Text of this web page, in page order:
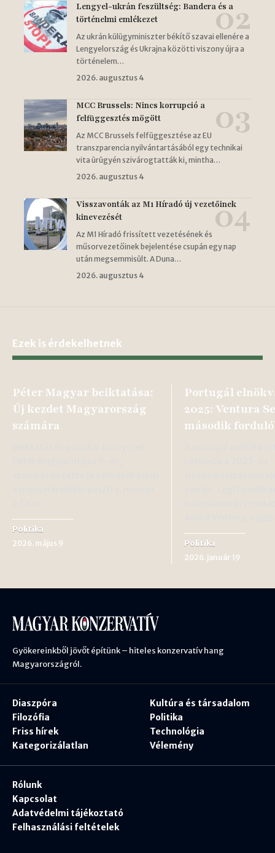
Lengyel-ukrán feszültség: Bandera és a
történelmi emlékezet
Az ukrán külügyminiszter békítő szavai ellenére a
Lengyelország és Ukrajna közötti viszony újra a
történelem…
2026. augusztus 4
MCC Brussels: Nincs korrupció a
felfüggesztés mögött
Az MCC Brussels felfüggesztése az EU
transzparencia nyilvántartásából egy technikai
vita ürügyén szivárogtatták ki, mintha…
2026. augusztus 4
Visszavonták az M1 Híradó új vezetőinek
kinevezését
Az M1 Híradó frissített vezetésének és
műsorvezetőinek bejelentése csupán egy nap
után megsemmisült. A Duna…
2026. augusztus 4
Ezek is érdekelhetnek
Péter Magyar beiktatása:
Új kezdet Magyarország
számára
Politika
2026. május 9
Portugál
2025: Ventura
második
Politika
2026. január 19
Gyökereinkből jövőt építünk – hiteles konzervatív hang
Magyarországról.
Diaszpóra
Filozófia
Friss hírek
Kategorizálatlan
Kultúra és társadalom
Politika
Technológia
Vélemény
Rólunk
Kapcsolat
Adatvédelmi tájékoztató
Felhasználási feltételek